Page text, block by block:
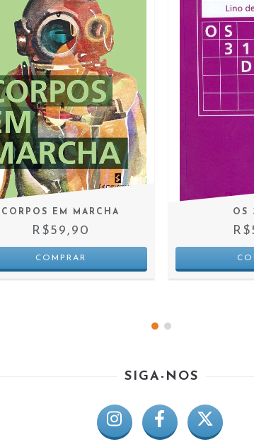
CORPOS EM MARCHA
R$59,90
OS
SIGA-NOS